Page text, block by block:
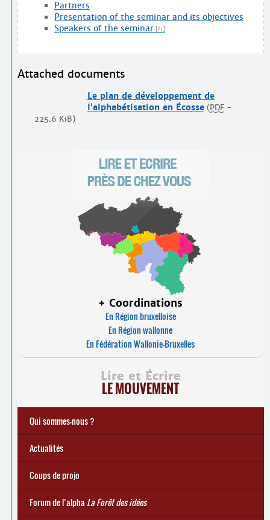
Partners
Presentation of the seminar and its objectives
Speakers of the seminar
Attached documents
Le plan de développement de
l’alphabétisation en Écosse ( PDF-
225.6 KiB)
+ Coordinations
En Région bruxelloise
En Région wallonne
En Fédération Wallonie-Bruxelles
Lire et Écrire
LE MOUVEMENT
Qui sommes-nous ?
Actualités
Coups de projo
Forum de l’alpha La Forêt des idées